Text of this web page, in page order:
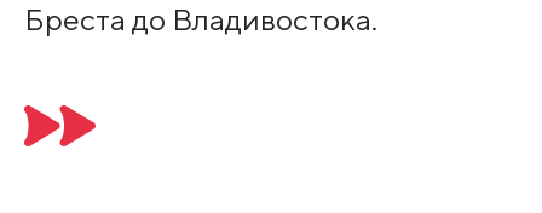
Бреста до Владивостока.